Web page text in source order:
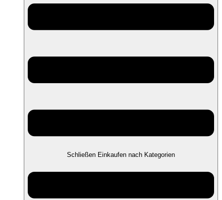
Schließen Einkaufen nach Kategorien